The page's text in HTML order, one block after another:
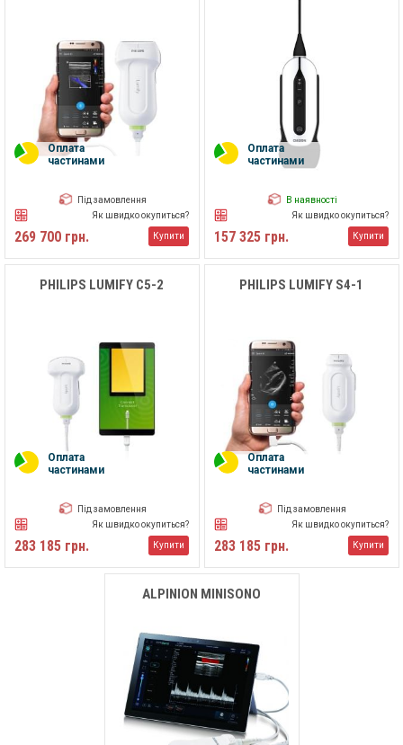
Оплата
частинами
Під замовлення
Як швидко окупиться?
269 700 грн. Купити
Оплата
частинами
В наявності
Як швидко окупиться?
157 325 грн. Купити
PHILIPS LUMIFY C5-2
Оплата
частинами
Під замовлення
Як швидко окупиться?
283 185 грн. Купити
PHILIPS LUMIFY S4-1
Оплата
частинами
Під замовлення
Як швидко окупиться?
283 185 грн. Купити
ALPINION MINISONO